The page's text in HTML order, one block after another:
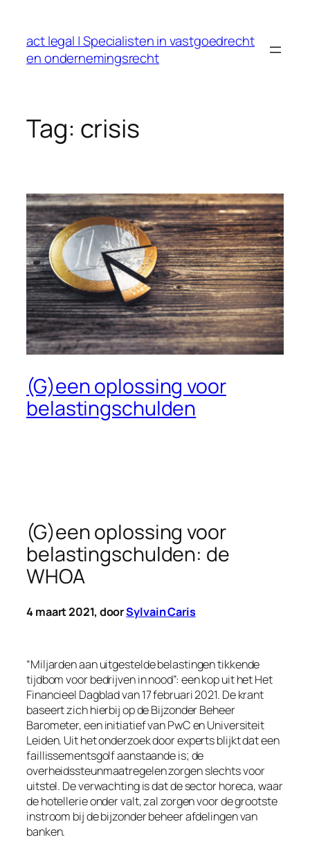
inhoud
act legal | Specialisten in vastgoedrecht
en ondernemingsrecht
Tag: crisis
(G)een oplossing voor
belastingschulden
(G)een oplossing voor
belastingschulden: de
WHOA
4 maart 2021, doorSylvain Caris
“Miljarden aan uitgestelde belastingen tikkende
tijdbom voor bedrijven in nood”: een kop uit het Het
Financieel Dagblad van 17 februari 2021. De krant
baseert zich hierbij op de Bijzonder Beheer
Barometer, een initiatief van PwC en Universiteit
Leiden. Uit het onderzoek door experts blijkt dat een
faillissementsgolf aanstaande is; de
overheidssteunmaatregelen zorgen slechts voor
uitstel. De verwachting is dat de sector horeca, waar
de hotellerie onder valt, zal zorgen voor de grootste
instroom bij de bijzonder beheer afdelingen van
banken.